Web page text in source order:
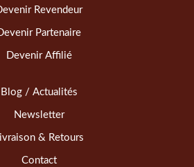
Revendeur
Partenaire
Devenir Affilié
Blog / Actualités
Newsletter
& Retours
Contact